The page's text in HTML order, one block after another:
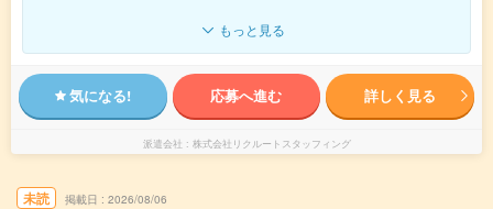
もっと見る
気になる! 応募へ進む 詳しく見る
派遣会社 株式会社リクルートスタッフィング
未読 掲載日 2026/08/06